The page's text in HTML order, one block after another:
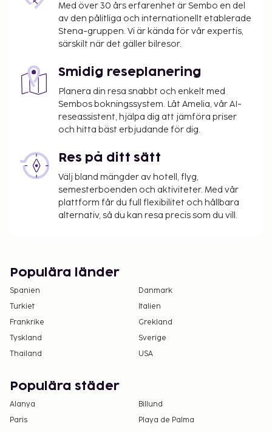
Med över 30 års erfarenhet är Sembo en del
av den pålitliga och internationellt etablerade
Stena-gruppen. Vi är kända för vår expertis,
särskilt när det gäller bilresor.
Smidig reseplanering
Planera din resa snabbt och enkelt med
Sembos bokningssystem. Låt Amelia, vår AI-
reseassistent, hjälpa dig att jämföra priser
och hitta bäst erbjudande för dig.
Res på ditt sätt
Välj bland mängder av hotell, flyg,
semesterboenden och aktiviteter. Med vår
plattform får du full flexibilitet och hållbara
alternativ, så du kan resa precis som du vill.
Populära länder
Spanien
Danmark
Turkiet
Italien
Frankrike
Grekland
Tyskland
Sverige
Thailand
USA
Populära städer
Alanya
Billund
Paris
Playa de Palma